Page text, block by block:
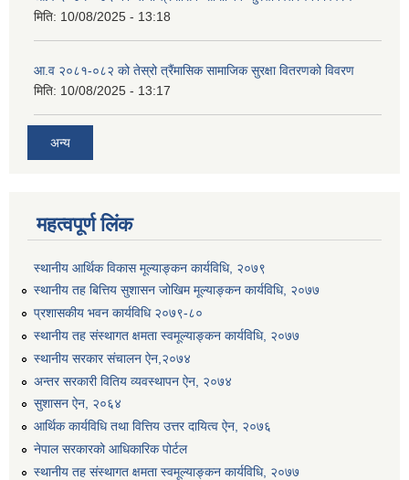
मिति: 10/08/2025 - 13:18
आ.व २०८१-०८२ को तेस्रो त्रैंमासिक सामाजिक सुरक्षा वितरणको विवरण
मिति: 10/08/2025 - 13:17
अन्य
महत्वपूर्ण लिंक
स्थानीय आर्थिक विकास मूल्याङ्कन कार्यविधि, २०७९
स्थानीय तह बित्तिय सुशासन जोखिम मूल्याङ्कन कार्यविधि, २०७७
प्रशासकीय भवन कार्यविधि २०७९-८०
स्थानीय तह संस्थागत क्षमता स्वमूल्याङ्कन कार्यविधि, २०७७
स्थानीय सरकार संचालन ऐन,२०७४
अन्तर सरकारी वितिय व्यवस्थापन ऐन, २०७४
सुशासन ऐन, २०६४
आर्थिक कार्यविधि तथा वित्तिय उत्तर दायित्व ऐन, २०७६
नेपाल सरकारको आधिकारिक पोर्टल
स्थानीय तह संस्थागत क्षमता स्वमूल्याङ्कन कार्यविधि, २०७७